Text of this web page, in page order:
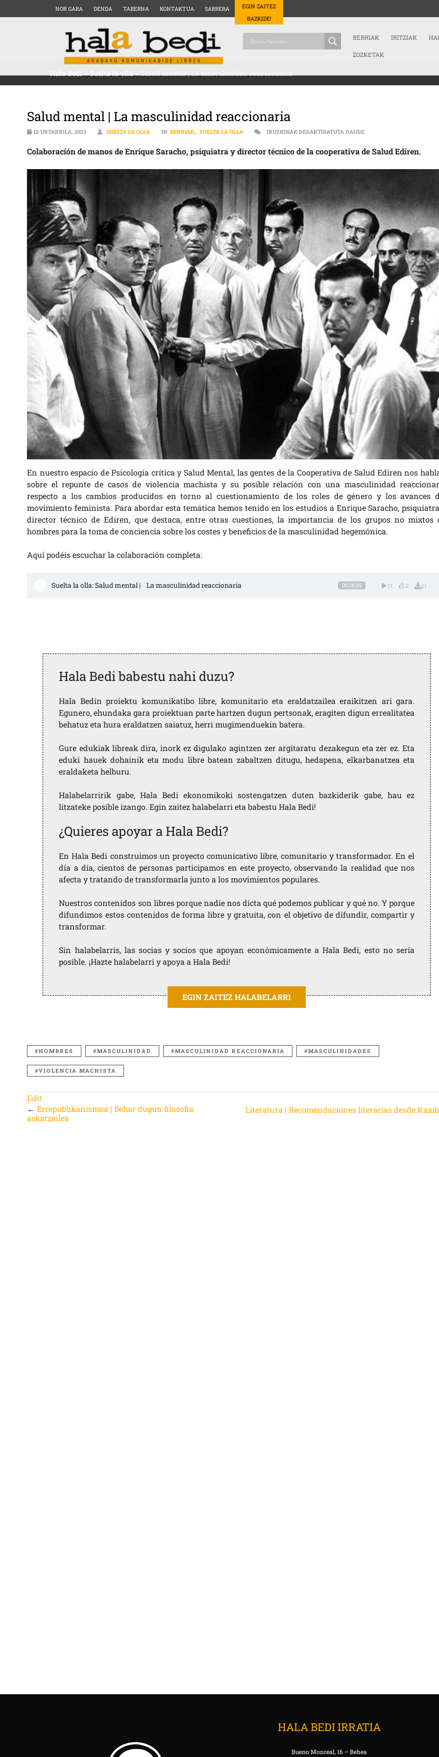
NOR GARA DENDA TABERNA KONTAKTUA SARRERA
EGIN ZAITEZ
BAZKIDE!
BERRIAK IRITZIAK
ZOZKETAK
Hala Bedi>Suelta la olla>Salud mental | La masculinidad reaccionaria
Salud mental | La masculinidad reaccionaria
12 URTARRILA, 2023 SUELTA LA OLLA IN BERRIAK, SUELTA LA OLLA IRUZKINAK DESAKTIBATUTA DAUDESALUD MENTAL | LA
Colaboración de manos de Enrique Saracho, psiquiatra y director técnico de la cooperativa de Salud Ediren.
En nuestro espacio de Psicología crítica y Salud Mental, las gentes de la Cooperativa de Salud Ediren nos
sobre el repunte de casos de violencia machista y su posible relación con una masculinidad
respecto a los cambios producidos en torno al cuestionamiento de los roles de género y los avances
movimiento feminista. Para abordar esta temática hemos tenido en los estudios a Enrique Saracho,
director técnico de Ediren, que destaca, entre otras cuestiones, la importancia de los grupos no mixtos
hombres para la toma de conciencia sobre los costes y beneficios de la masculinidad hegemónica.
Aquí podéis escuchar la colaboración completa:
Suelta la olla: Salud mental |    La masculinidad reaccionaria 00:38:39 31 2 11
Hala Bedi babestu nahi duzu?
Hala Bedin proiektu komunikatibo libre, komunitario eta eraldatzailea eraikitzen ari gara.
Egunero, ehundaka gara proiektuan parte hartzen dugun pertsonak, eragiten digun errealitatea
behatuz eta hura eraldatzen saiatuz, herri mugimenduekin batera.
Gure edukiak libreak dira, inork ez digulako agintzen zer argitaratu dezakegun eta zer ez. Eta
eduki hauek dohainik eta modu libre batean zabaltzen ditugu, hedapena, elkarbanatzea eta
eraldaketa helburu.
Halabelarririk gabe, Hala Bedi ekonomikoki sostengatzen duten bazkiderik gabe, hau ez
litzateke posible izango. Egin zaitez halabelarri eta babestu Hala Bedi!
¿Quieres apoyar a Hala Bedi?
En Hala Bedi construimos un proyecto comunicativo libre, comunitario y transformador. En el
día a día, cientos de personas participamos en este proyecto, observando la realidad que nos
afecta y tratando de transformarla junto a los movimientos populares.
Nuestros contenidos son libres porque nadie nos dicta qué podemos publicar y qué no. Y porque
difundimos estos contenidos de forma libre y gratuita, con el objetivo de difundir, compartir y
transformar.
Sin halabelarris, las socias y socios que apoyan económicamente a Hala Bedi, esto no sería
posible. ¡Hazte halabelarri y apoya a Hala Bedi!
EGIN ZAITEZ HALABELARRI
HOMBRES MASCULINIDAD MASCULINIDAD REACCIONARIA MASCULINIDADES
VIOLENCIA MACHISTA
Edit
←Errepublikanismoa | Behar dugun filosofia
askatzailea
Literatura | Recomendaciones literarias desde
HALA BEDI IRRATIA
Bueno Monreal, 16 – Behea